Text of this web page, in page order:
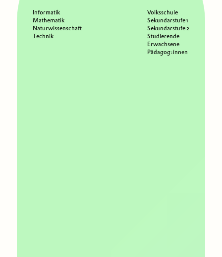
Informatik
Mathematik
Naturwissenschaft
Technik
Volksschule
Sekundarstufe 1
Sekundarstufe 2
Studierende
Erwachsene
Pädagog:innen